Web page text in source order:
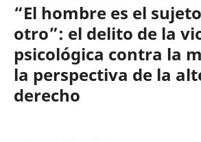
“El hombre es el
otro”: el delito de la
psicológica contra la
la perspectiva de la
derecho